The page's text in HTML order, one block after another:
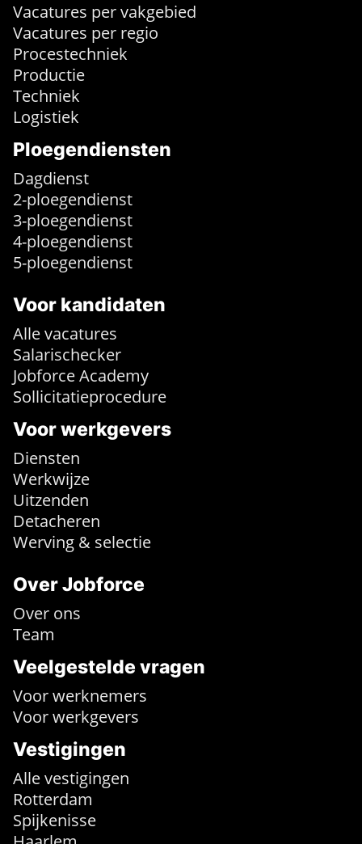
Vacatures per vakgebied
Vacatures per regio
Procestechniek
Productie
Techniek
Logistiek
Ploegendiensten
Dagdienst
2-ploegendienst
3-ploegendienst
4-ploegendienst
5-ploegendienst
Voor kandidaten
Alle vacatures
Salarischecker
Jobforce Academy
Sollicitatieprocedure
Voor werkgevers
Diensten
Werkwijze
Uitzenden
Detacheren
Werving & selectie
Over Jobforce
Over ons
Team
Veelgestelde vragen
Voor werknemers
Voor werkgevers
Vestigingen
Alle vestigingen
Rotterdam
Spijkenisse